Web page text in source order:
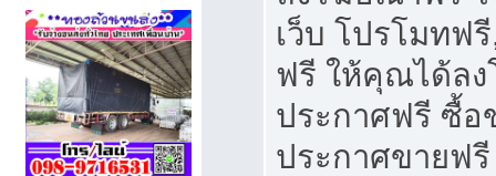
เว็บ โปรโมทฟ
ฟรี ให้คุณได้ล
ประกาศฟรี ซื้อ
ประกาศขายฟรี